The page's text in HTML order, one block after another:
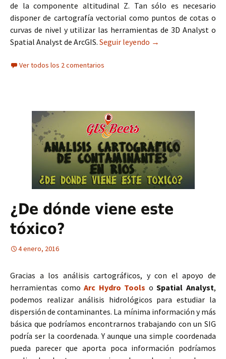
de la componente altitudinal Z. Tan sólo es necesario
disponer de cartografía vectorial como puntos de cotas o
curvas de nivel y utilizar las herramientas de 3D Analyst o
Spatial Analyst de ArcGIS. Seguir leyendo Creación de
→
Ver todos los 2 comentarios
¿De dónde viene este
tóxico?
4 enero, 2016
Gracias a los análisis cartográficos, y con el apoyo de
herramientas comoArc Hydro Tools oSpatial Analyst,
podemos realizar análisis hidrológicos para estudiar la
dispersión de contaminantes. La mínima información y más
básica que podríamos encontrarnos trabajando con un SIG
podría ser la coordenada. Y aunque una simple coordenada
pueda parecer que aporta poca información podríamos